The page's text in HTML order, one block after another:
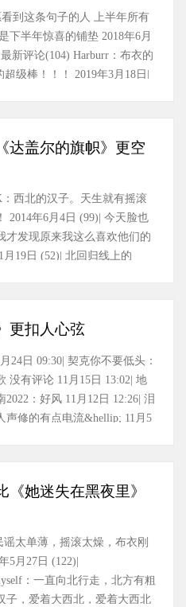
到这条句子的人 上半年所有
下半年惊喜的铺垫 2018年6月
新评论(104) Harburr：布衣的
超级棒！！！ 2019年3月18日|
达盖尔的旗帜》更空
：西北的汉子。天生就有摇滚
2014年6月4日 (99)| 今天脸也
才发现原来我这么喜欢他们的
月19日 (52)| 北回归线上的
更扣人心弦
24日 09:30| 契克你不要低头：
没有评论 11月15日 13:02| 地
2022：好风 11月12日 12:26| 泪
声修的有点电流&hellip; 11月5
《她迷失在黑夜里》
谣太单薄，摇滚太燥，布衣刚
5月27日 (122)|
：一直向北行走，北方有粗
子，爱着大西北，爱着大西北